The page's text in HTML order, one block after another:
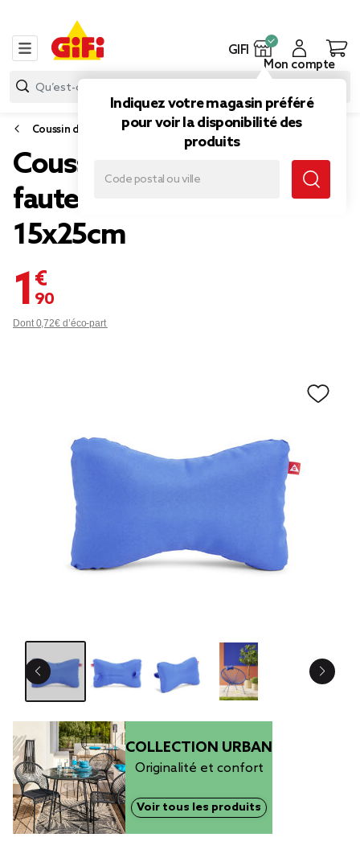
GIFI
Indiquez votre magasin préféré
pour voir la disponibilité des
produits
Mon compte
Coussin d'extérieur
Coussin de tête pour
fauteuil Urban uni bleu
15x25cm
1,90 €
Dont 0,72€ d’éco-part
COLLECTION URBAN
Originalité et confort
Voir tous les produits